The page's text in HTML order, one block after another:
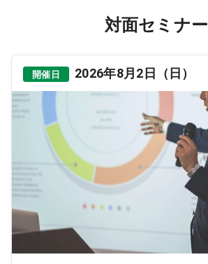
対面セミナー
開催日 2026年8月2日（日）